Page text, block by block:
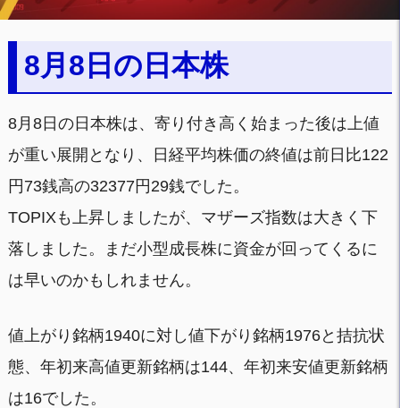
8月8日の日本株
8月8日の日本株は、寄り付き高く始まった後は上値
が重い展開となり、日経平均株価の終値は前日比122
円73銭高の32377円29銭でした。
TOPIXも上昇しましたが、マザーズ指数は大きく下
落しました。まだ小型成長株に資金が回ってくるに
は早いのかもしれません。
値上がり銘柄1940に対し値下がり銘柄1976と拮抗状
態、年初来高値更新銘柄は144、年初来安値更新銘柄
は16でした。